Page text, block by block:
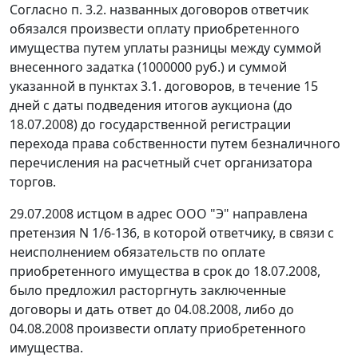
Согласно п. 3.2. названных договоров ответчик
обязался произвести оплату приобретенного
имущества путем уплаты разницы между суммой
внесенного задатка (1000000 руб.) и суммой
указанной в пунктах 3.1. договоров, в течение 15
дней с даты подведения итогов аукциона (до
18.07.2008) до государственной регистрации
перехода права собственности путем безналичного
перечисления на расчетный счет организатора
торгов.
29.07.2008 истцом в адрес ООО "Э" направлена
претензия N 1/6-136, в которой ответчику, в связи с
неисполнением обязательств по оплате
приобретенного имущества в срок до 18.07.2008,
было предложил расторгнуть заключенные
договоры и дать ответ до 04.08.2008, либо до
04.08.2008 произвести оплату приобретенного
имущества.